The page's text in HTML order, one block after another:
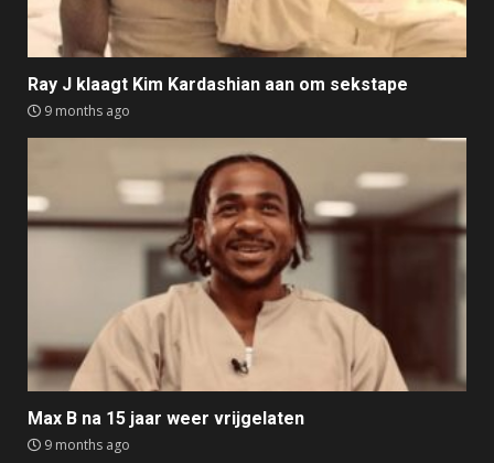
Ray J klaagt Kim Kardashian aan om sekstape
9 months ago
Max B na 15 jaar weer vrijgelaten
9 months ago